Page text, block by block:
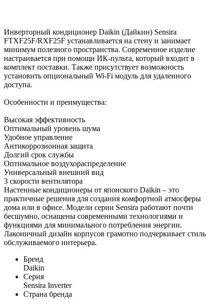
Инверторный кондиционер Daikin (Дайкин) Sensira
FTXF25F/RXF25F устанавливается на стену и занимает
минимум полезного пространства. Современное изделие
настраивается при помощи ИК-пульта, который входит в
комплект поставки. Также присутствует возможность
установить опциональный Wi-Fi модуль для удаленного
доступа.
Особенности и преимущества:
Высокая эффективность
Оптимальный уровень шума
Удобное управление
Антикоррозионная защита
Долгий срок службы
Оптимальное воздухораспределение
Универсальный внешний вид
3 скорости вентилятора
Настенные кондиционеры от японского Daikin – это
практичные решения для создания комфортной атмосферы
дома или в офисе. Модели серии Sensira работают почти
бесшумно, оснащены современными технологиями и
функциями для минимального потребления энергии.
Лаконичный дизайн корпусов грамотно подчеркивает стиль
обслуживаемого интерьера.
Бренд
Daikin
Серия
Sensira Inverter
Страна бренда